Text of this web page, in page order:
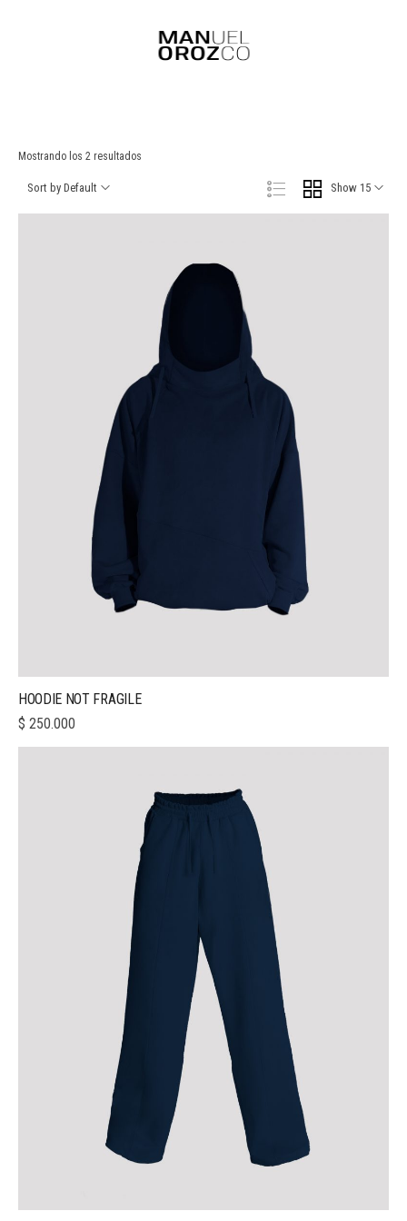
Mostrando los 2 resultados
Show 15
Sort by Default
HOODIE NOT FRAGILE
$ 250.000